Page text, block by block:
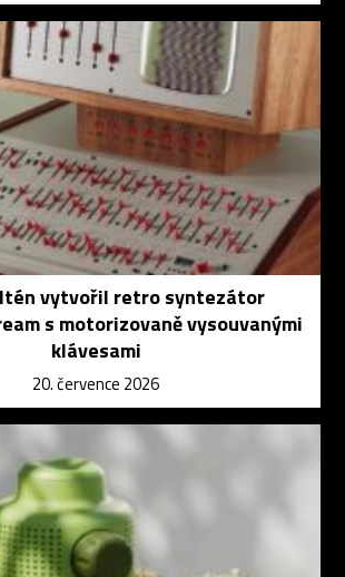
vytvořil retro syntezátor
s motorizovaně vysouvanými
klávesami
20. července 2026